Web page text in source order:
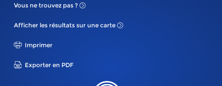
Vous ne trouvez pas ?
Afficher les résultats sur une carte
Imprimer
Exporter en PDF